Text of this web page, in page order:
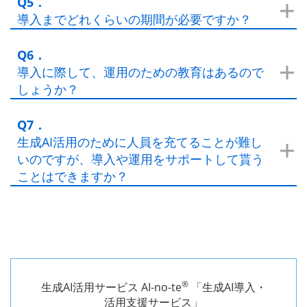
導入までどれくらいの期間が必要ですか？
Q6．
導入に際して、運用のための教育はあるので
しょうか？
Q7．
生成AI活用のために人員を充てることが難し
いのですが、導入や運用をサポートして貰う
ことはできますか？
生成AI活用サービス AI-no-te®
「生成AI導入・
活用支援サービス」